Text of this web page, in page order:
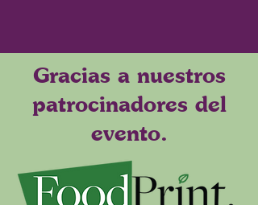
Gracias a nuestros
patrocinadores del
evento.